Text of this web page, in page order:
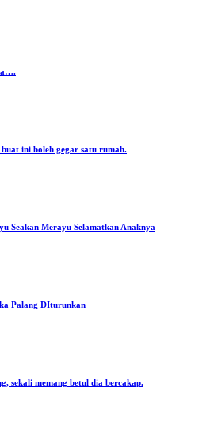
ini boleh gegar satu rumah.
Seakan Merayu Selamatkan Anaknya
Palang DIturunkan
sekali memang betul dia bercakap.